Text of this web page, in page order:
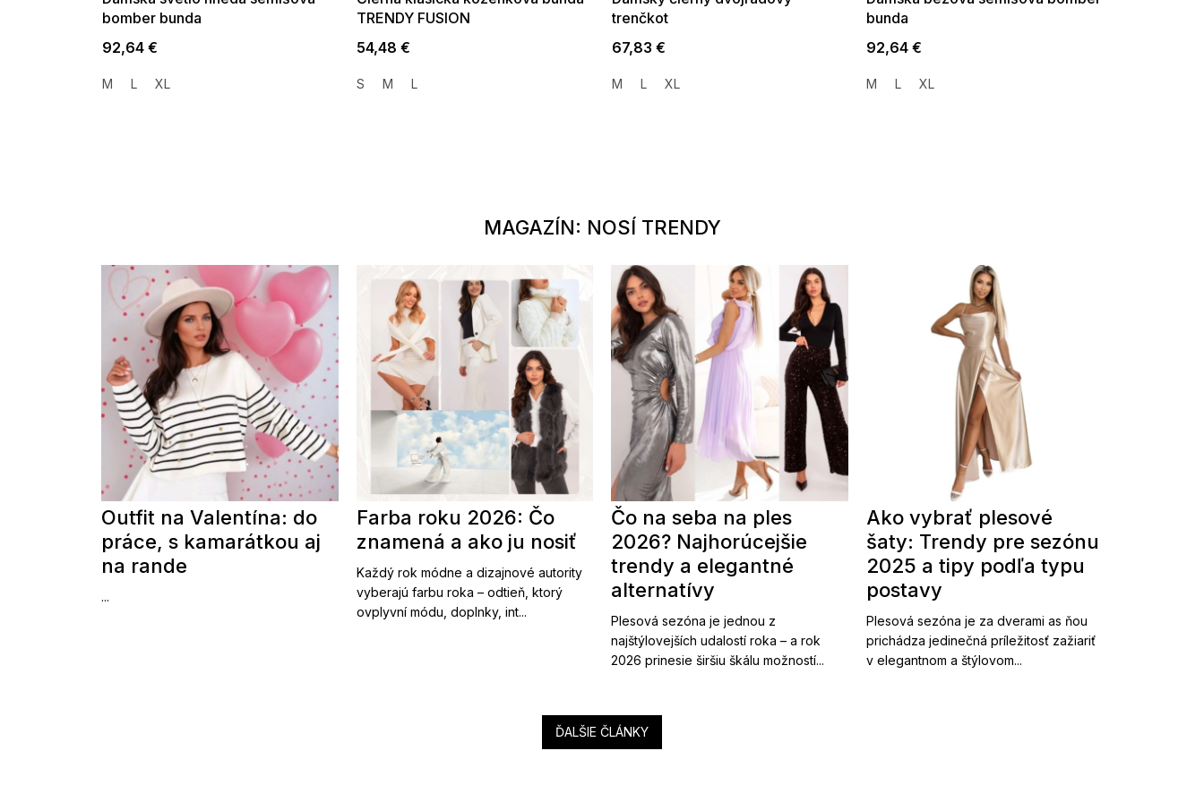
bomber bunda
92,64 €
M L XL
TRENDY FUSION
54,48 €
S M L
trenčkot
67,83 €
M L XL
bunda
92,64 €
M L XL
MAGAZÍN: NOSÍ TRENDY
Outfit na Valentína: do
práce, s kamarátkou aj
na rande
...
Farba roku 2026: Čo
znamená a ako ju nosiť
Každý rok módne a dizajnové autority
vyberajú farbu roka – odtieň, ktorý
ovplyvní módu, doplnky, int...
Čo na seba na ples
2026? Najhorúcejšie
trendy a elegantné
alternatívy
Plesová sezóna je jednou z
najštýlovejších udalostí roka – a rok
2026 prinesie širšiu škálu možností...
Ako vybrať plesové
šaty: Trendy pre sezónu
2025 a tipy podľa typu
postavy
Plesová sezóna je za dverami as ňou
prichádza jedinečná príležitosť zažiariť
v elegantnom a štýlovom...
ĎALŠIE ČLÁNKY